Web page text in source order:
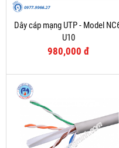
Dây cáp mạng UTP - Model
U10
980,000 đ